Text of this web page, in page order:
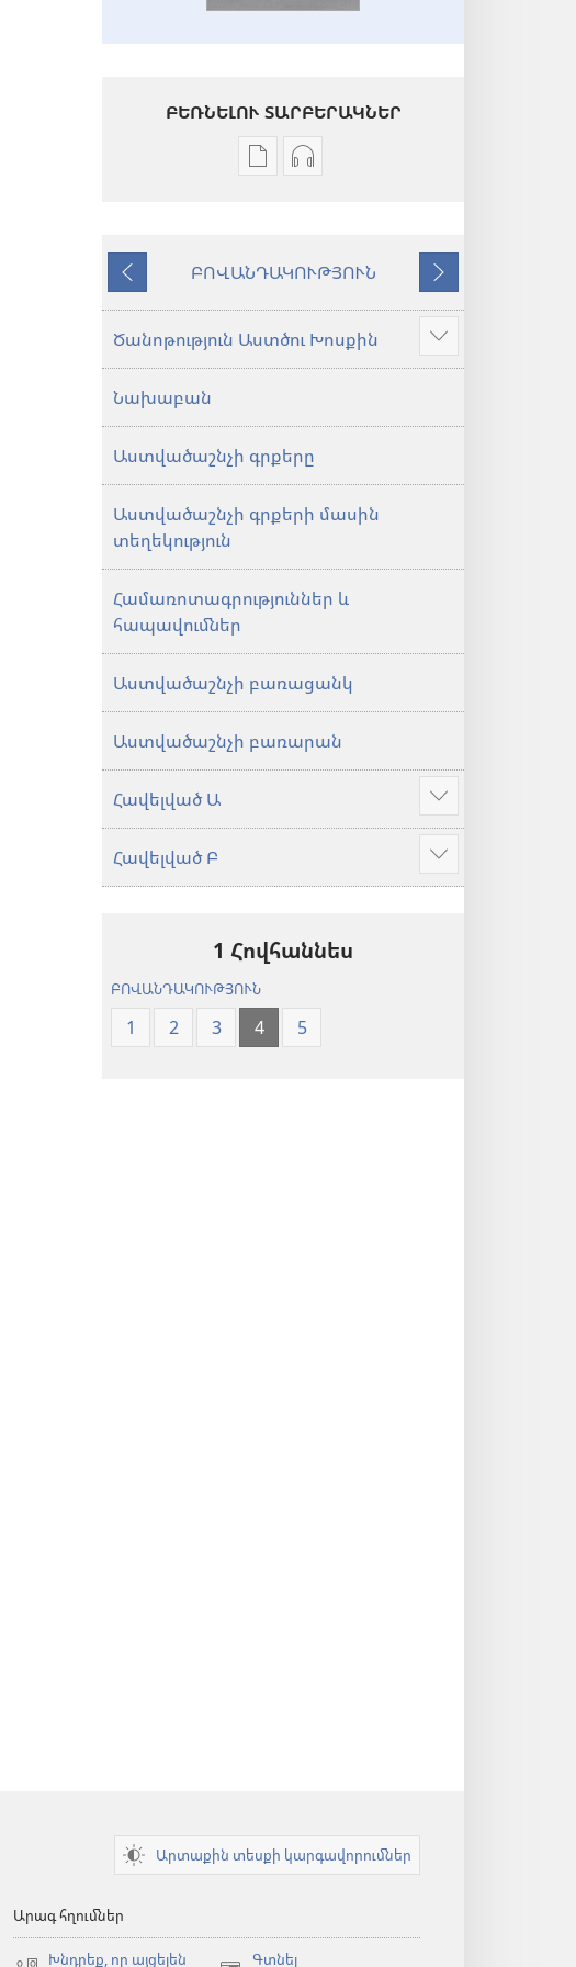
ԲԵՌՆԵԼՈՒ ՏԱՐԲԵՐԱԿՆԵՐ
Թվային
Աստվածաշունչ.
աշխարհ»
թարգմանություն
Աուդիոձայնագրությունները
Աստվածաշունչ.
«Նոր
թարգմանություն
(2024)
Նախորդ
ԲՈՎԱՆԴԱԿՈՒԹՅՈՒՆ
Հաջորդ
Ծանոթություն Աստծու Խոսքին
Ցույց
տալ
Նախաբան
Աստվածաշնչի գրքերը
Աստվածաշնչի գրքերի մասին
տեղեկություն
Համառոտագրություններ և
հապավումներ
Աստվածաշնչի բառացանկ
Աստվածաշնչի բառարան
Հավելված Ա
Ցույց
տալ
ավելին
Հավելված Բ
Ցույց
տալ
1 Հովհաննես
ԲՈՎԱՆԴԱԿՈՒԹՅՈՒՆ
1 2 3 4 5
Արտաքին տեսքի կարգավորումներ
Արագ հղումներ
Խնդրեք, որ այցելեն
Գտնել